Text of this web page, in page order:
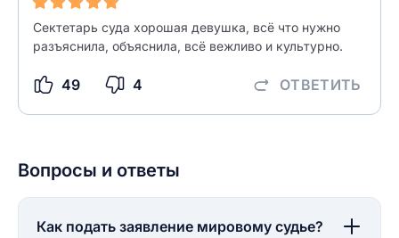
Сектетарь суда хорошая девушка, всё что нужно
разъяснила, объяснила, всё вежливо и культурно.
49 4 ОТВЕТИТЬ
ОСТАВИТЬ ОТЗЫВ
Вопросы и ответы
Как подать заявление мировому судье?